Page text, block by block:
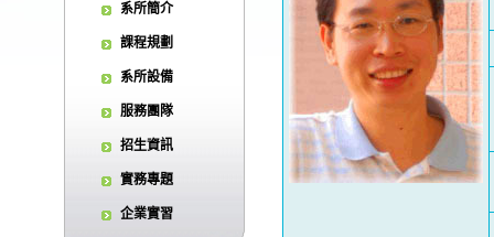
系所簡介
課程規劃
系所設備
服務團隊
招生資訊
實務專題
企業實習